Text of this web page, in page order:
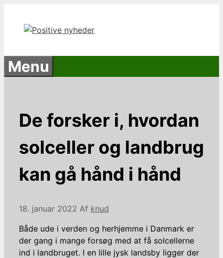
indhold
Menu
De forsker i, hvordan
solceller og landbrug
kan gå hånd i hånd
18. januar 2022 Af knud
Både ude i verden og herhjemme i Danmark er
der gang i mange forsøg med at få solcellerne
ind i landbruget. I en lille jysk landsby ligger der